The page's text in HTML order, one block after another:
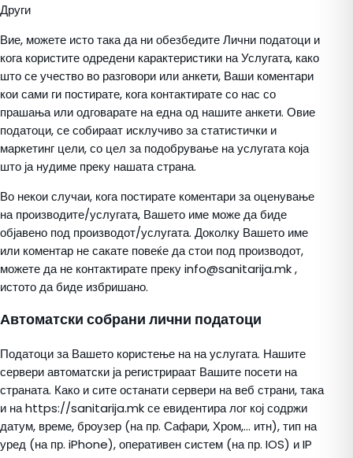
Други
Вие, можете исто така да ни обезбедите Лични податоци и
кога користите одредени карактеристики на Услугата, како
што се учество во разговори или анкети, Ваши коментари
кои сами ги постирате, кога контактирате со нас со
прашања или одговарате на една од нашите анкети. Овие
податоци, се собираат исклучиво за статистички и
маркетинг цели, со цел за подобрување на услугата која
што ја нудиме преку нашата страна.
Во некои случаи, кога постирате коментари за оценување
на производите/услугата, Вашето име може да биде
објавено под производот/услугата. Доколку Вашето име
или коментар не сакате повеќе да стои под производот,
можете да не контактирате преку info@sanitarija.mk ,
истото да биде избришано.
Автоматски собрани лични податоци
Податоци за Вашето користење на на услугата. Нашите
сервери автоматски ја регистрираат Вашите посети на
страната. Како и сите останати сервери на веб страни, така
и на https://sanitarija.mk се евидентира лог кој содржи
датум, време, броузер (на пр. Сафари, Хром,… итн), тип на
уред (на пр. iPhone), оперативен систем (на пр. IOS) и IP